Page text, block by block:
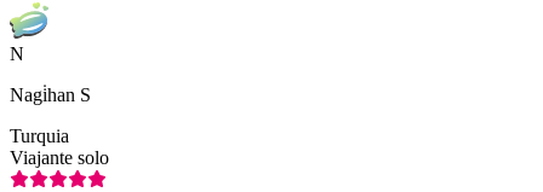
N
Nagi̇han S
Turquia
Viajante solo